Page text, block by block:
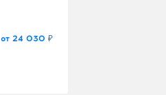
от 24 030 ₽